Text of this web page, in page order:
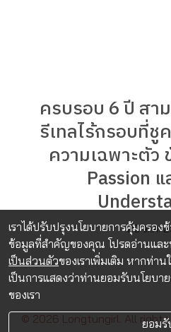
ครบรอบ 6 ปี สา
รีเทลไร้กรอบที่ชู
ความเฉพาะตัว
Passion
20 ต.ค.
© 2026 Longtungirl. All rights
เราได้ปรับปรุงนโยบายการคุ้มครอ
ข้อมูลที่สำคัญของคุณ โปรดอ่านและ
เป็นส่วนตัวของเราเพิ่มเติม หากท่าน
เป็นการแสดงว่าท่านยอมรับนโยบา
ของเรา
ยอมรั